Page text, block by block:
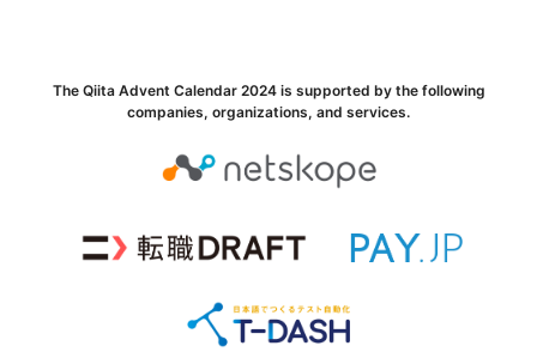
The Qiita Advent Calendar 2024 is supported by the following
companies, organizations, and services.